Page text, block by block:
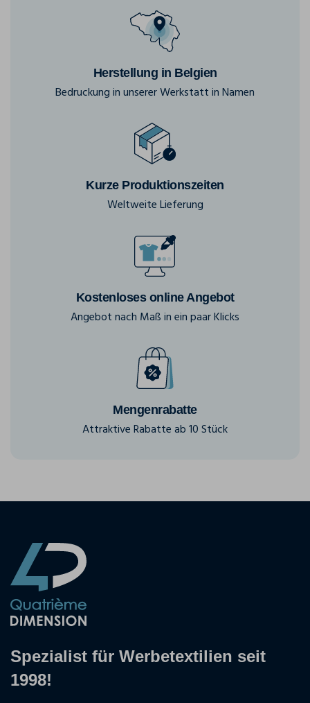
Herstellung in Belgien
Bedruckung in unserer Werkstatt in Namen
Kurze Produktionszeiten
Weltweite Lieferung
Kostenloses online Angebot
Angebot nach Maß in ein paar Klicks
Mengenrabatte
Attraktive Rabatte ab 10 Stück
Spezialist für Werbetextilien seit
1998!